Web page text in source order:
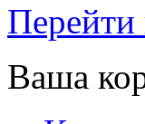
Перейти
Ваша